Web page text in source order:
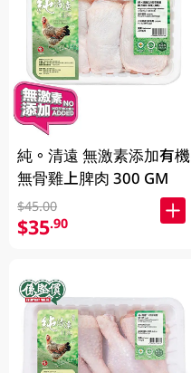
純。清遠 無激素添加有機
無骨雞上脾肉 300 GM
$45.00
$35.90